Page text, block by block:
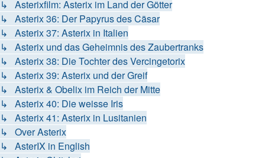
↳ Asterixfilm: Asterix im Land der Götter
↳ Asterix 36: Der Papyrus des Cäsar
↳ Asterix 37: Asterix in Italien
↳ Asterix und das Geheimnis des Zaubertranks
↳ Asterix 38: Die Tochter des Vercingetorix
↳ Asterix 39: Asterix und der Greif
↳ Asterix & Obelix im Reich der Mitte
↳ Asterix 40: Die weisse Iris
↳ Asterix 41: Asterix in Lusitanien
↳ Over Asterix
↳ AsterIX in English